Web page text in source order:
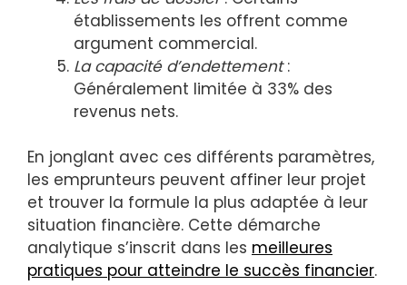
établissements les offrent comme
argument commercial.
La capacité d’endettement:
Généralement limitée à 33% des
revenus nets.
En jonglant avec ces différents paramètres,
les emprunteurs peuvent affiner leur projet
et trouver la formule la plus adaptée à leur
situation financière. Cette démarche
analytique s’inscrit dans les meilleures
pratiques pour atteindre le succès financier.